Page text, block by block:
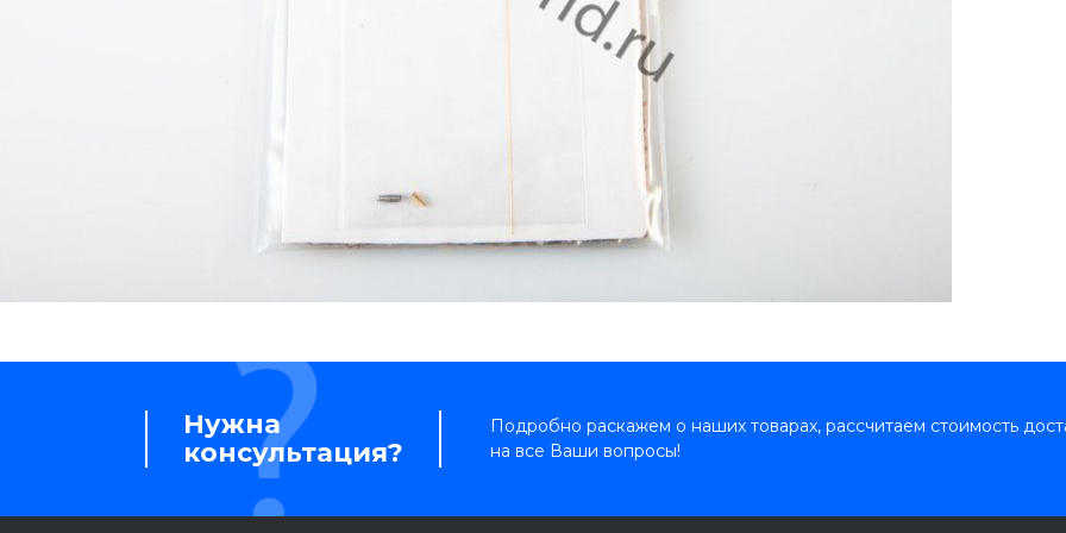
Нужна
консультация?
Подробно раскажем о наших товарах, рассчитаем стоимость
на все Ваши вопросы!